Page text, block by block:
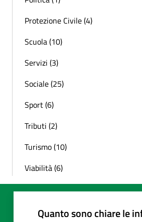
Protezione Civile (4)
Scuola (10)
Servizi (3)
Sociale (25)
Sport (6)
Tributi (2)
Turismo (10)
Viabilità (6)
Quanto sono chiare le